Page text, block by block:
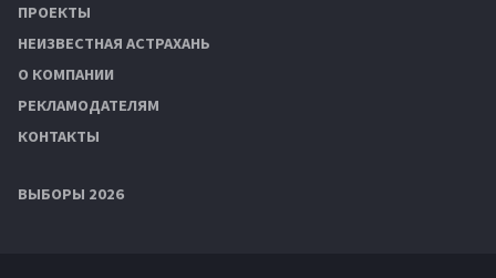
ПРОЕКТЫ
НЕИЗВЕСТНАЯ АСТРАХАНЬ
О КОМПАНИИ
РЕКЛАМОДАТЕЛЯМ
КОНТАКТЫ
ВЫБОРЫ 2026